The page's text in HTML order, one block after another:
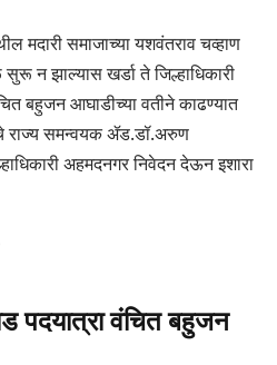
मदारी समाजाच्या यशवंतराव चव्हाण
न झाल्यास खर्डा ते जिल्हाधिकारी
बहुजन आघाडीच्या वतीने काढण्यात
समन्वयक ॲड.डॉ.अरुण
अहमदनगर निवेदन देऊन इशारा
पदयात्रा वंचित बहुजन